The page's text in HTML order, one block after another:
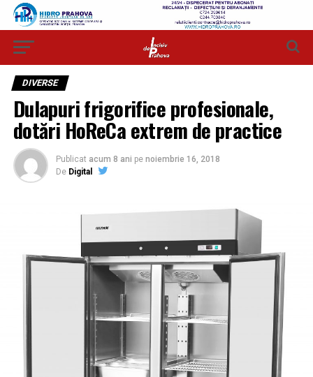
DIVERSE
Dulapuri frigorifice profesionale,
dotări HoReCa extrem de practice
Publicat acum 8 ani pe noiembrie 16, 2018
De Digital